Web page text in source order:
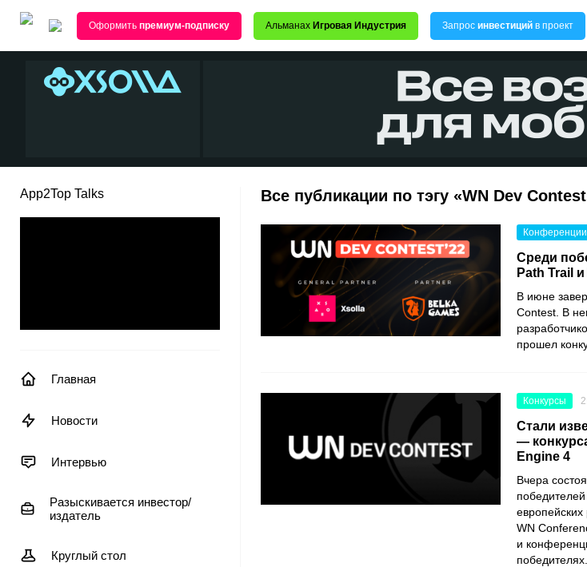
Оформить премиум-подписку Альманах Игровая Индустрия Запрос инвестиций в проект
App2Top Talks
Главная
Новости
Интервью
Разыскивается инвестор/
издатель
Круглый стол
Все публикации по тэгу «WN Dev
Конференции
Среди
Path Trail
В июне
Contest . В
прошел
Конкурсы
Стали
—
Engine 4
Вчера
победителей
европейских
WN
и